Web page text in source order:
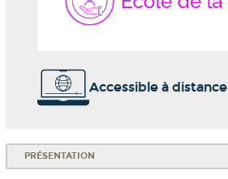
Accessible à distance
PRÉSENTATION